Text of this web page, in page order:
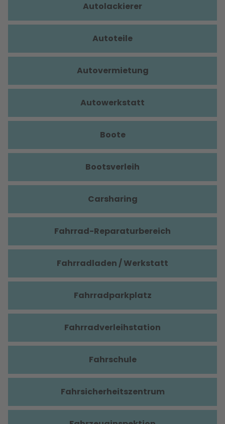
Autolackierer
Autoteile
Autovermietung
Autowerkstatt
Boote
Bootsverleih
Carsharing
Fahrrad-Reparaturbereich
Fahrradladen / Werkstatt
Fahrradparkplatz
Fahrradverleihstation
Fahrschule
Fahrsicherheitszentrum